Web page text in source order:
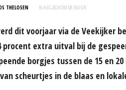
THELOSEN 16 AUG 2024 OM 08:56UUR
dit voorjaar via de Veekijker
extra uitval bij de
borgjes tussen de 15 en
scheurtjes in de blaas en